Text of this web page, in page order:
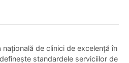
de clinici de excelență în
standardele serviciilor de